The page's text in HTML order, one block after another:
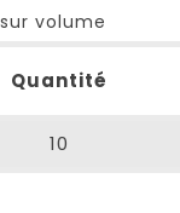
volume
Quantité
10